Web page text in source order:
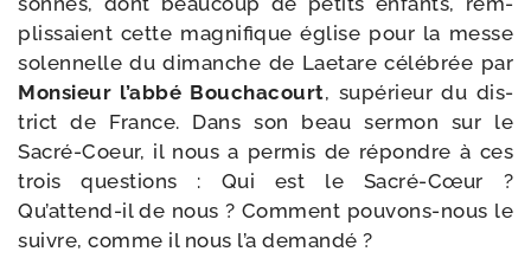
plis­saient cette magni­fique église pour la messe
solen­nelle du dimanche de Laetare célé­brée par
Monsieur l’abbé Bouchacourt, supé­rieur du dis­
trict de France. Dans son beau ser­mon sur le
Sacré-​Coeur, il nous a per­mis de répondre à ces
trois ques­tions : Qui est le Sacré-​Cœur ?
Qu’attend-il de nous ? Comment pouvons-​nous le
suivre, comme il nous l’a demandé ?